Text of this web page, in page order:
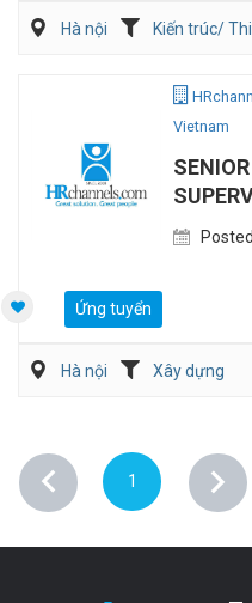
Hà nội Kiến trúc/
Vietnam
Ứng tuyển
Hà nội Xây dựng
1